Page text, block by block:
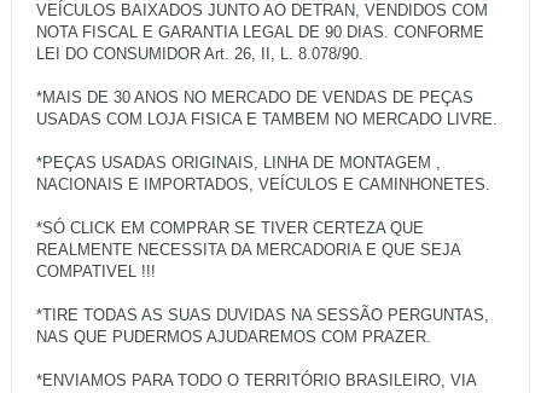
VEÍCULOS BAIXADOS JUNTO AO DETRAN, VENDIDOS COM
NOTA FISCAL E GARANTIA LEGAL DE 90 DIAS. CONFORME
LEI DO CONSUMIDOR Art. 26, II, L. 8.078/90.
*MAIS DE 30 ANOS NO MERCADO DE VENDAS DE PEÇAS
USADAS COM LOJA FISICA E TAMBEM NO MERCADO LIVRE.
*PEÇAS USADAS ORIGINAIS, LINHA DE MONTAGEM ,
NACIONAIS E IMPORTADOS, VEÍCULOS E CAMINHONETES.
*SÓ CLICK EM COMPRAR SE TIVER CERTEZA QUE
REALMENTE NECESSITA DA MERCADORIA E QUE SEJA
COMPATIVEL !!!
*TIRE TODAS AS SUAS DUVIDAS NA SESSÃO PERGUNTAS,
NAS QUE PUDERMOS AJUDAREMOS COM PRAZER.
*ENVIAMOS PARA TODO O TERRITÓRIO BRASILEIRO, VIA